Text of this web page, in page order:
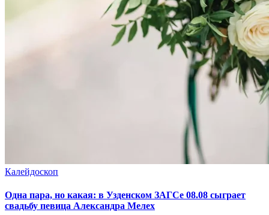
Калейдоскоп
Одна пара, но какая: в Узденском ЗАГСе 08.08 сыграет
свадьбу певица Александра Мелех